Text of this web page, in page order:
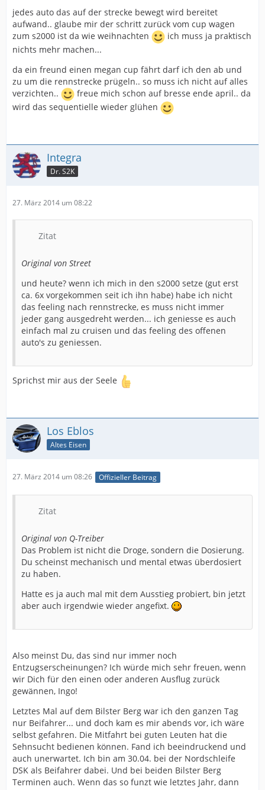
jedes auto das auf der strecke bewegt wird bereitet
aufwand.. glaube mir der schritt zurück vom cup wagen
zum s2000 ist da wie weihnachten
ich muss ja praktisch
nichts mehr machen...
da ein freund einen megan cup fährt darf ich den ab und
zu um die rennstrecke prügeln.. so muss ich nicht auf alles
verzichten..
freue mich schon auf bresse ende april.. da
wird das sequentielle wieder glühen
Integra
Dr. S2K
27. März 2014 um 08:22
Zitat
Original von Street
und heute? wenn ich mich in den s2000 setze (gut erst
ca. 6x vorgekommen seit ich ihn habe) habe ich nicht
das feeling nach rennstrecke, es muss nicht immer
jeder gang ausgedreht werden... ich geniesse es auch
einfach mal zu cruisen und das feeling des offenen
auto's zu geniessen.
Sprichst mir aus der Seele
Los Eblos
Altes Eisen
27. März 2014 um 08:26 Offizieller Beitrag
Zitat
Original von Q-Treiber
Das Problem ist nicht die Droge, sondern die Dosierung.
Du scheinst mechanisch und mental etwas überdosiert
zu haben.
Hatte es ja auch mal mit dem Ausstieg probiert, bin jetzt
aber auch irgendwie wieder angefixt.
Also meinst Du, das sind nur immer noch
Entzugserscheinungen? Ich würde mich sehr freuen, wenn
wir Dich für den einen oder anderen Ausflug zurück
gewännen, Ingo!
Letztes Mal auf dem Bilster Berg war ich den ganzen Tag
nur Beifahrer... und doch kam es mir abends vor, ich wäre
selbst gefahren. Die Mitfahrt bei guten Leuten hat die
Sehnsucht bedienen können. Fand ich beeindruckend und
auch unerwartet. Ich bin am 30.04. bei der Nordschleife
DSK als Beifahrer dabei. Und bei beiden Bilster Berg
Terminen auch. Wenn das so funzt wie letztes Jahr, dann